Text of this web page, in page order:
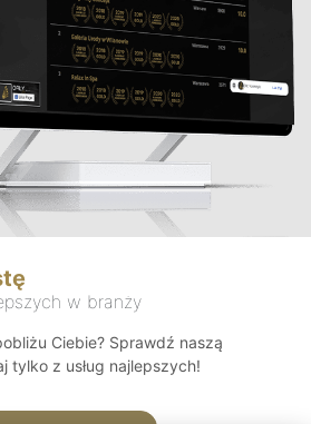
w branży
Ciebie? Sprawdź naszą
tylko z usług najlepszych!